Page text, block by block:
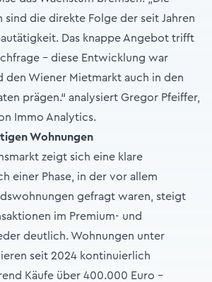
sind die direkte Folge der seit Jahren
Das knappe Angebot trifft
– diese Entwicklung war
den Wiener Mietmarkt auch in den
prägen.“ analysiert Gregor Pfeiffer,
Immo Analytics.
Wohnungen
zeigt sich eine klare
einer Phase, in der vor allem
gefragt waren, steigt
im Premium- und
deutlich. Wohnungen unter
seit 2024 kontinuierlich
Käufe über 400.000 Euro –